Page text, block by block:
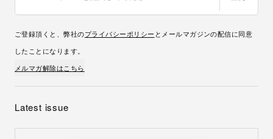
ご登録頂くと、弊社のプライバシーポリシー とメールマガジンの配信に同意
したことになります。
メルマガ解除はこちら
Latest issue